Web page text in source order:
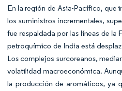
En la región de Asia-Pacífico, que
los suministros incrementales,
fue respaldada por las líneas de la
petroquímico de India está
Los complejos surcoreanos,
volatilidad macroeconómica.
la producción de aromáticos, ya